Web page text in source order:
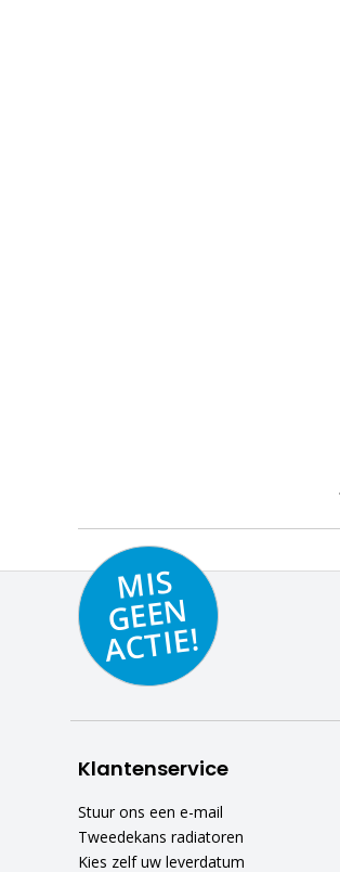
MIS
GEE
N
A
C
TIE!
Klantenservice
Stuur ons een e-mail
Tweedekans radiatoren
Kies zelf uw leverdatum